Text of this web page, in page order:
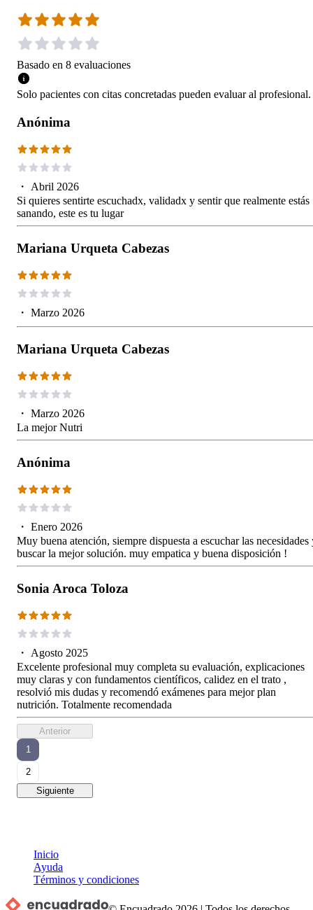
Basado en 8 evaluaciones
Solo pacientes con citas concretadas pueden evaluar al profesional.
Anónima
・ Abril 2026
Si quieres sentirte escuchadx, validadx y sentir que realmente estás
sanando, este es tu lugar
Mariana Urqueta Cabezas
・ Marzo 2026
Mariana Urqueta Cabezas
・ Marzo 2026
La mejor Nutri
Anónima
・ Enero 2026
Muy buena atención, siempre dispuesta a escuchar las necesidades
buscar la mejor solución. muy empatica y buena disposición !
Sonia Aroca Toloza
・ Agosto 2025
Excelente profesional muy completa su evaluación, explicaciones
muy claras y con fundamentos científicos, calidez en el trato ,
resolvió mis dudas y recomendó exámenes para mejor plan
nutrición. Totalmente recomendada
Anterior
1
2
Siguiente
Inicio
Ayuda
Términos y condiciones